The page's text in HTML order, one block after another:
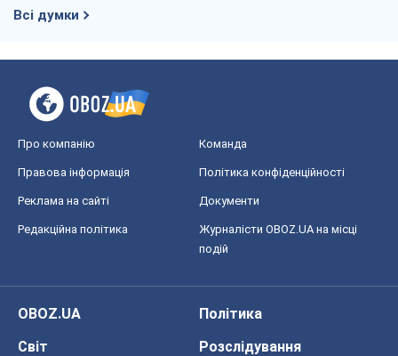
Всі думки
Про компанію Команда
Правова інформація Політика конфіденційності
Реклама на сайті Документи
Редакційна політика
Журналісти OBOZ.UA на місці
подій
OBOZ.UA
Політика
Світ
Розслідування